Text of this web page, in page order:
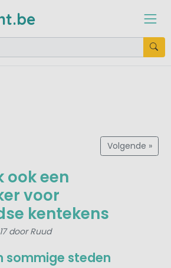
Volgende »
ook een
voor
kentekens
door Ruud
sommige steden